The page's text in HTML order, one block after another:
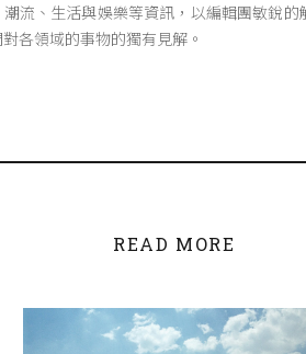
潮流、生活與娛樂等資訊，以編輯團敏銳
各領域的事物的獨有見解。
READ MORE